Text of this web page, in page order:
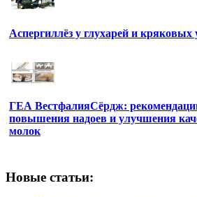
Аспергиллёз у глухарей и кряковых
ГЕА ВестфалияСёрдж:
повышения надоев и улучшения
молок
Новые статьи: